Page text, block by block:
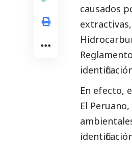
causados
En efecto,
El